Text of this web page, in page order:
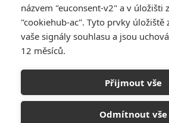
Fandíme filmu
názvem "euconsent-v2" a v úložišti
"cookiehub-ac". Tyto prvky úložiště
vaše signály souhlasu a jsou
12 měsíců.
Přijmout vše
Odmítnout vše